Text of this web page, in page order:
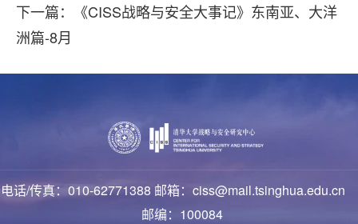
下一篇：《CISS战略与安全大事记》东南亚、大洋
洲篇-8月
电话/传真：010-62771388 邮箱：ciss@mail.tsinghua.edu.cn
邮编：100084